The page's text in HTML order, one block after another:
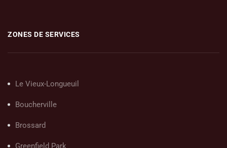
ZONES DE SERVICES
Le Vieux-Longueuil
Boucherville
Brossard
Greenfield Park